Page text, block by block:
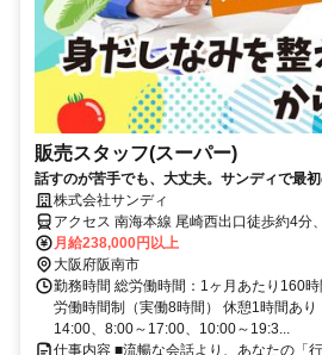
販売スタッフ(スーパー)
話すのが苦手でも、大丈夫。サンディで最
前に育てるまで、絶対に見捨てない安心の育
株式会社サンディ
アクセス 南海本線 尾崎西出口徒歩約4分
16分、南海本線 樽井徒歩約36分 ※公共
以内のエリア上記勤務地以外での勤務の
て。
月給238,000円以上
大阪府阪南市
勤務時間 総労働時間：1ヶ月あたり160
労働時間制（実働8時間） 休憩1時間あり
14:00、8:00～17:00、10:00～19:3...
仕事内容 ■流暢な会話より、あなたの「